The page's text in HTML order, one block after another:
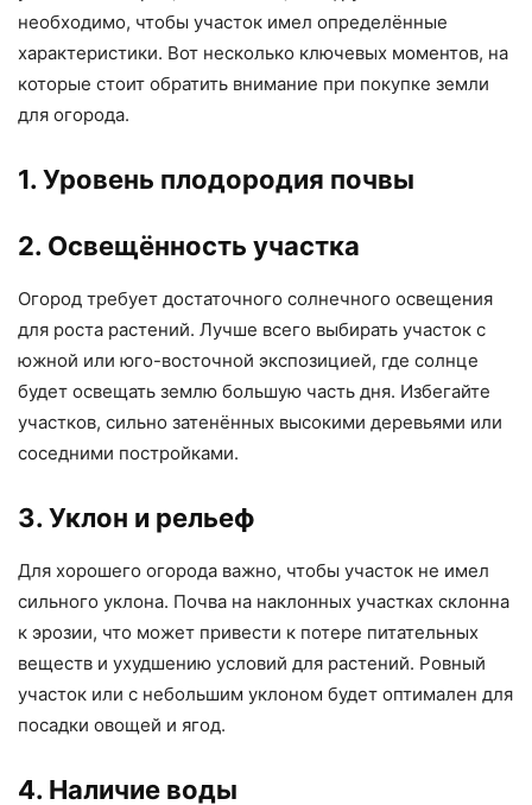
необходимо, чтобы участок имел определённые
характеристики. Вот несколько ключевых моментов, на
которые стоит обратить внимание при покупке земли
для огорода.
1. Уровень плодородия почвы
2. Освещённость участка
Огород требует достаточного солнечного освещения
для роста растений. Лучше всего выбирать участок с
южной или юго-восточной экспозицией, где солнце
будет освещать землю большую часть дня. Избегайте
участков, сильно затенённых высокими деревьями или
соседними постройками.
3. Уклон и рельеф
Для хорошего огорода важно, чтобы участок не имел
сильного уклона. Почва на наклонных участках склонна
к эрозии, что может привести к потере питательных
веществ и ухудшению условий для растений. Ровный
участок или с небольшим уклоном будет оптимален для
посадки овощей и ягод.
4. Наличие воды